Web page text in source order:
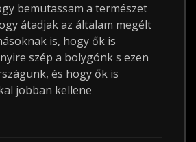
bemutassam a természet
átadjak az általam megélt
is, hogy ők is
szép a bolygónk s ezen
és hogy ők is
jobban kellene